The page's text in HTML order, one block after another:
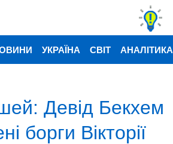
УКРАЇНА СВІТ АНАЛІТИКА
Девід Бекхем
борги Вікторії